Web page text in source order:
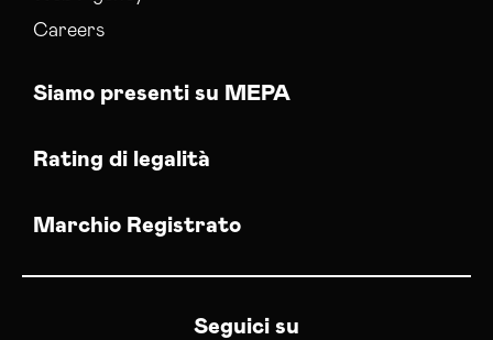
Careers
Siamo presenti su MEPA
Rating di legalità
Marchio Registrato
Seguici su